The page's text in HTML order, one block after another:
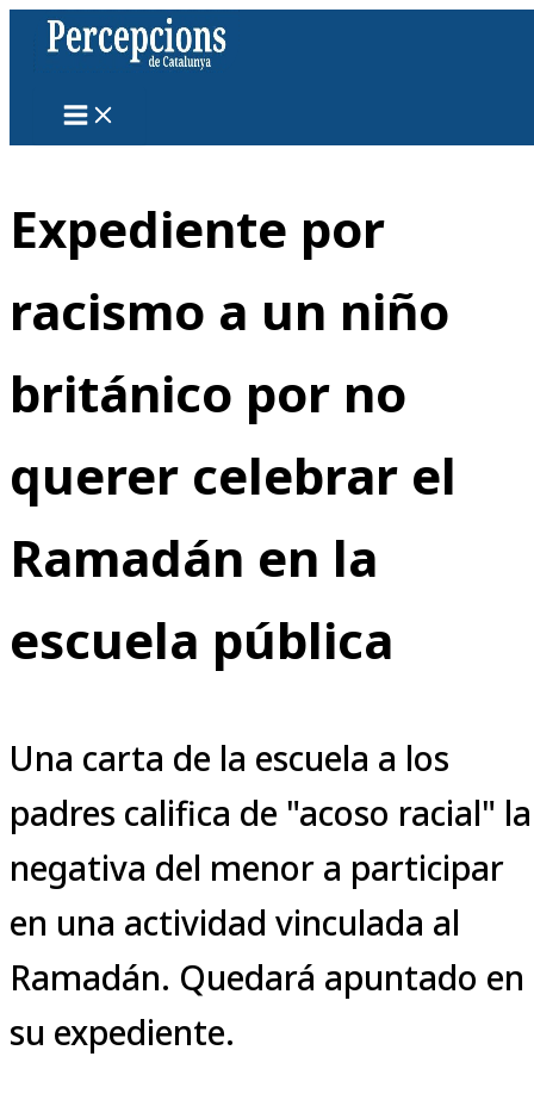
contenido
Expediente por
racismo a un niño
británico por no
querer celebrar el
Ramadán en la
escuela pública
Una carta de la escuela a los
padres califica de "acoso racial" la
negativa del menor a participar
en una actividad vinculada al
Ramadán. Quedará apuntado en
su expediente.